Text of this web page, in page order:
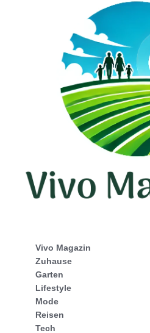
Vivo Magazin
Zuhause
Garten
Lifestyle
Mode
Reisen
Tech